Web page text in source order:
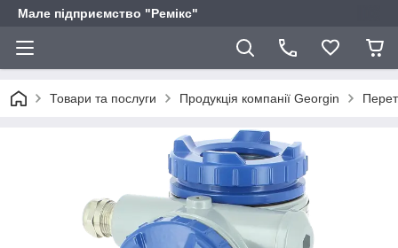
Мале підприємство "Ремікс"
Товари та послуги Продукція компанії Georgin